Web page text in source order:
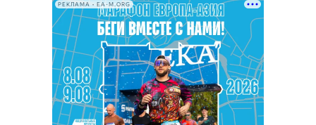
РЕКЛАМА • EA-M.ORG